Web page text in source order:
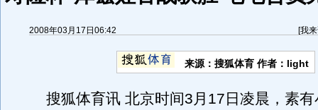
2008年03月17日06:42 [我
来源：搜狐体育 作者：light
搜狐体育讯 北京时间3月17日凌晨，素有